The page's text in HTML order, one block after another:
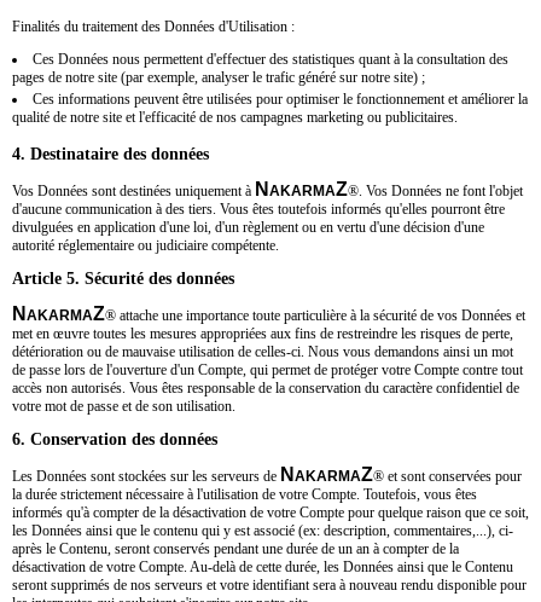
Finalités du traitement des Données d'Utilisation :
Ces Données nous permettent d'effectuer des statistiques quant à la consultation des
pages de notre site (par exemple, analyser le trafic généré sur notre site) ;
Ces informations peuvent être utilisées pour optimiser le fonctionnement et améliorer la
qualité de notre site et l'efficacité de nos campagnes marketing ou publicitaires.
4. Destinataire des données
Vos Données sont destinées uniquement à N AKARMAZ® . Vos Données ne font l'objet
d'aucune communication à des tiers. Vous êtes toutefois informés qu'elles pourront être
divulguées en application d'une loi, d'un règlement ou en vertu d'une décision d'une
autorité réglementaire ou judiciaire compétente.
Article 5. Sécurité des données
N AKARMAZ® attache une importance toute particulière à la sécurité de vos Données et
met en œuvre toutes les mesures appropriées aux fins de restreindre les risques de perte,
détérioration ou de mauvaise utilisation de celles-ci. Nous vous demandons ainsi un mot
de passe lors de l'ouverture d'un Compte, qui permet de protéger votre Compte contre tout
accès non autorisés. Vous êtes responsable de la conservation du caractère confidentiel de
votre mot de passe et de son utilisation.
6. Conservation des données
Les Données sont stockées sur les serveurs de N AKARMAZ® et sont conservées pour
la durée strictement nécessaire à l'utilisation de votre Compte. Toutefois, vous êtes
informés qu'à compter de la désactivation de votre Compte pour quelque raison que ce soit,
les Données ainsi que le contenu qui y est associé (ex: description, commentaires,...), ci-
après le Contenu, seront conservés pendant une durée de un an à compter de la
désactivation de votre Compte. Au-delà de cette durée, les Données ainsi que le Contenu
seront supprimés de nos serveurs et votre identifiant sera à nouveau rendu disponible pour